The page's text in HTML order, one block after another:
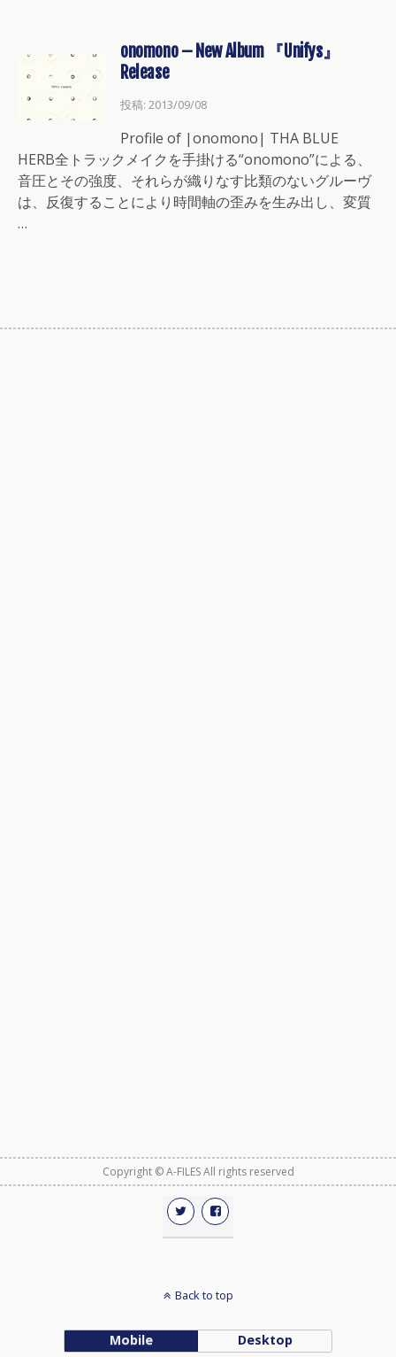
onomono – New Album 『Unifys』
Release
投稿: 2013/09/08
Profile of |onomono| THA BLUE
HERB全トラックメイクを手掛ける“onomono”による、
音圧とその強度、それらが織りなす比類のないグルーヴ
は、反復することにより時間軸の歪みを生み出し、変質
…
Copyright © A-FILES All rights reserved
Back to top
Mobile Desktop